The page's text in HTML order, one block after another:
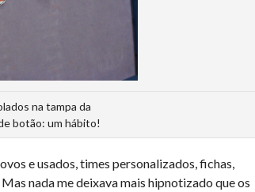
na tampa da
botão: um hábito!
e usados, times personalizados, fichas,
nada me deixava mais hipnotizado que os